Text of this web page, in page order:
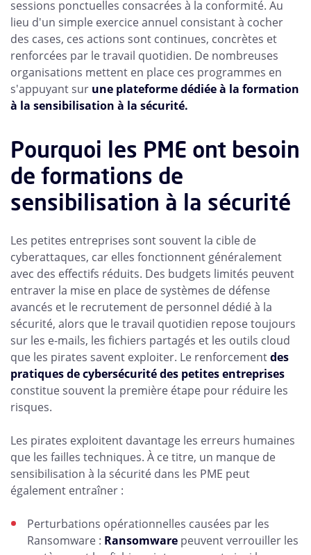
sessions ponctuelles consacrées à la conformité. Au
lieu d'un simple exercice annuel consistant à cocher
des cases, ces actions sont continues, concrètes et
renforcées par le travail quotidien. De nombreuses
organisations mettent en place ces programmes en
s'appuyant sur une plateforme dédiée à la formation
à la sensibilisation à la sécurité.
Pourquoi les PME ont besoin
de formations de
sensibilisation à la sécurité
Les petites entreprises sont souvent la cible de
cyberattaques, car elles fonctionnent généralement
avec des effectifs réduits. Des budgets limités peuvent
entraver la mise en place de systèmes de défense
avancés et le recrutement de personnel dédié à la
sécurité, alors que le travail quotidien repose toujours
sur les e-mails, les fichiers partagés et les outils cloud
que les pirates savent exploiter. Le renforcementdes
pratiques de cybersécurité des petites entreprises
constitue souvent la première étape pour réduire les
risques.
Les pirates exploitent davantage les erreurs humaines
que les failles techniques. À ce titre, un manque de
sensibilisation à la sécurité dans les PME peut
également entraîner :
Perturbations opérationnelles causées par les
Ransomware : Ransomware peuvent verrouiller les